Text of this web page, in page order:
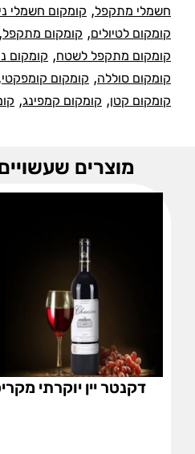
חשמלי מתקפל, קומקום חשמלי
קומקום לטיולים, קומקום מתקפל,
קומקום מתקפל לשטח, קומקום
קומקום סוללה, קומקום קומפקטי,
קומקום קטן, קומקום קמפינג,
מוצרים
דקנטר יין יוקרתי